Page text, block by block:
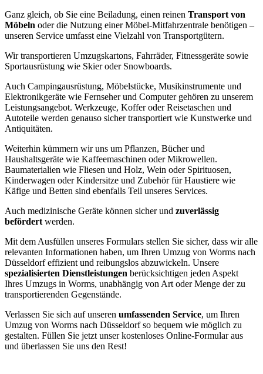
Ganz gleich, ob Sie eine Beiladung, einen reinen Transport von
Möbeln oder die Nutzung einer Möbel-Mitfahrzentrale benötigen –
unseren Service umfasst eine Vielzahl von Transportgütern.
Wir transportieren Umzugskartons, Fahrräder, Fitnessgeräte sowie
Sportausrüstung wie Skier oder Snowboards.
Auch Campingausrüstung, Möbelstücke, Musikinstrumente und
Elektronikgeräte wie Fernseher und Computer gehören zu unserem
Leistungsangebot. Werkzeuge, Koffer oder Reisetaschen und
Autoteile werden genauso sicher transportiert wie Kunstwerke und
Antiquitäten.
Weiterhin kümmern wir uns um Pflanzen, Bücher und
Haushaltsgeräte wie Kaffeemaschinen oder Mikrowellen.
Baumaterialien wie Fliesen und Holz, Wein oder Spirituosen,
Kinderwagen oder Kindersitze und Zubehör für Haustiere wie
Käfige und Betten sind ebenfalls Teil unseres Services.
Auch medizinische Geräte können sicher und zuverlässig
befördert werden.
Mit dem Ausfüllen unseres Formulars stellen Sie sicher, dass wir alle
relevanten Informationen haben, um Ihren Umzug von Worms nach
Düsseldorf effizient und reibungslos abzuwickeln. Unsere
spezialisierten Dienstleistungen berücksichtigen jeden Aspekt
Ihres Umzugs in Worms, unabhängig von Art oder Menge der zu
transportierenden Gegenstände.
Verlassen Sie sich auf unseren umfassenden Service, um Ihren
Umzug von Worms nach Düsseldorf so bequem wie möglich zu
gestalten. Füllen Sie jetzt unser kostenloses Online-Formular aus
und überlassen Sie uns den Rest!